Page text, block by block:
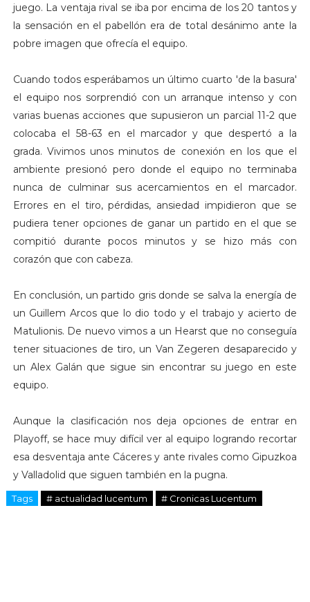
juego. La ventaja rival se iba por encima de los 20 tantos y
la sensación en el pabellón era de total desánimo ante la
pobre imagen que ofrecía el equipo.
Cuando todos esperábamos un último cuarto 'de la basura'
el equipo nos sorprendió con un arranque intenso y con
varias buenas acciones que supusieron un parcial 11-2 que
colocaba el 58-63 en el marcador y que despertó a la
grada. Vivimos unos minutos de conexión en los que el
ambiente presionó pero donde el equipo no terminaba
nunca de culminar sus acercamientos en el marcador.
Errores en el tiro, pérdidas, ansiedad impidieron que se
pudiera tener opciones de ganar un partido en el que se
compitió durante pocos minutos y se hizo más con
corazón que con cabeza.
En conclusión, un partido gris donde se salva la energía de
un Guillem Arcos que lo dio todo y el trabajo y acierto de
Matulionis. De nuevo vimos a un Hearst que no conseguía
tener situaciones de tiro, un Van Zegeren desaparecido y
un Alex Galán que sigue sin encontrar su juego en este
equipo.
Aunque la clasificación nos deja opciones de entrar en
Playoff, se hace muy difícil ver al equipo logrando recortar
esa desventaja ante Cáceres y ante rivales como Gipuzkoa
y Valladolid que siguen también en la pugna.
Tags # actualidad lucentum # Cronicas Lucentum